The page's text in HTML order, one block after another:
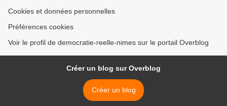
Cookies et données personnelles
Préférences cookies
Voir le profil de democratie-reelle-nimes sur le portail Overblog
Créer un blog sur Overblog
Créer un blog